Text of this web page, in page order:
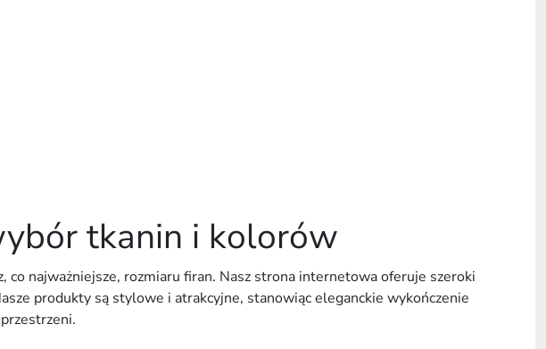
tkanin i kolorów
co najważniejsze, rozmiaru firan. Nasz strona internetowa oferuje szeroki
produkty są stylowe i atrakcyjne, stanowiąc eleganckie wykończenie